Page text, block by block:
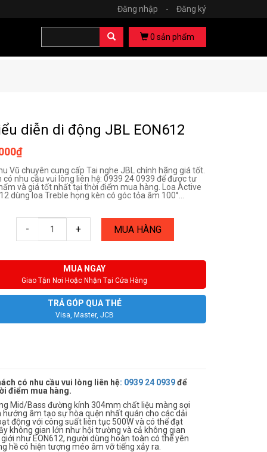
Đăng nhập - Đăng ký
0 sản phẩm
diễn di động JBL EON612
Vũ chuyên cung cấp Tai nghe JBL chính hãng giá tốt.
có nhu cầu vui lòng liên hệ: 0939 24 0939 để được tư
và giá tốt nhất tại thời điểm mua hàng. Loa Active
dùng loa Treble họng kèn có góc tỏa âm 100°...
- + MUA HÀNG
MUA NGAY
Giao Tận Nơi Hoặc Nhận Tại Cửa Hàng
TRẢ GÓP QUA THẺ
Visa, Master, JCB
có nhu cầu vui lòng liên hệ: 0939 24 0939để
điểm mua hàng.
Mid/Bass đường kính 304mm chất liệu màng sợi
âm tạo sự hòa quện nhất quán cho các dải
động với công suất liên tục 500W và có thể đạt
không gian lớn như hội trường và cả không gian
như EON612, người dùng hoàn toàn có thể yên
hề có hiện tượng méo âm vỡ tiếng xảy ra.